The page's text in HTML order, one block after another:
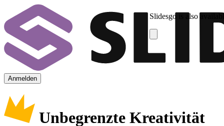
Slidesgo is also
Anmelden
Unbegrenzte Kreativität